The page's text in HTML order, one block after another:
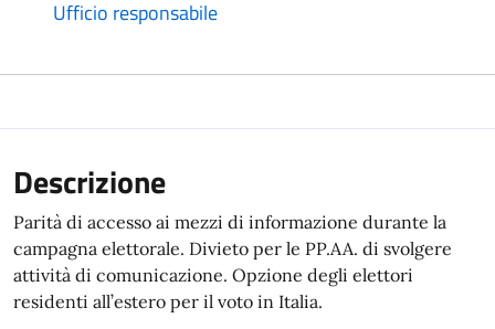
Ufficio responsabile
Descrizione
Parità di accesso ai mezzi di informazione durante la
campagna elettorale. Divieto per le PP.AA. di svolgere
attività di comunicazione. Opzione degli elettori
residenti all’estero per il voto in Italia.